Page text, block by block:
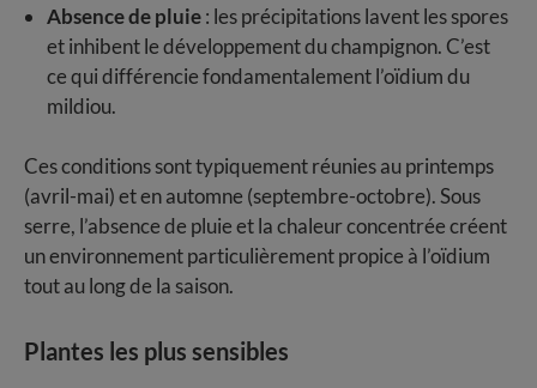
Absence de pluie: les précipitations lavent les spores
et inhibent le développement du champignon. C’est
ce qui différencie fondamentalement l’oïdium du
mildiou.
Ces conditions sont typiquement réunies au printemps
(avril-mai) et en automne (septembre-octobre). Sous
serre, l’absence de pluie et la chaleur concentrée créent
un environnement particulièrement propice à l’oïdium
tout au long de la saison.
Plantes les plus sensibles